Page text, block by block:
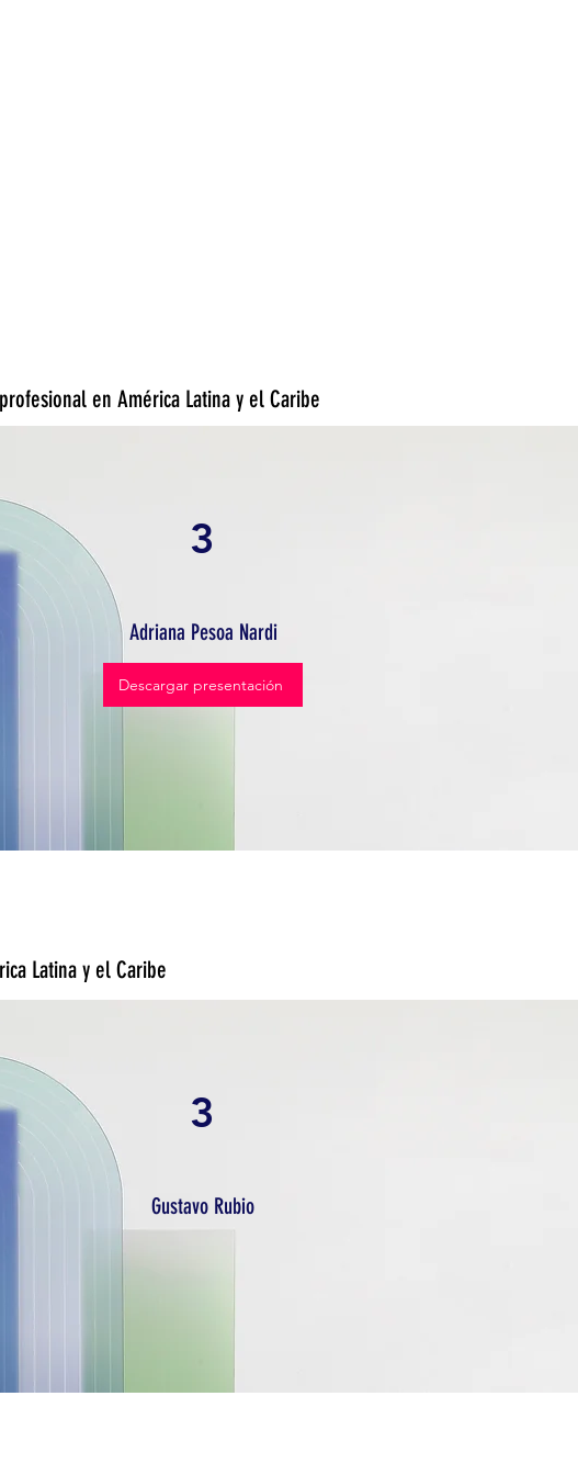
en América Latina y el Caribe
3
Adriana Pesoa Nardi
Descargar presentación
Latina y el Caribe
3
Gustavo Rubio